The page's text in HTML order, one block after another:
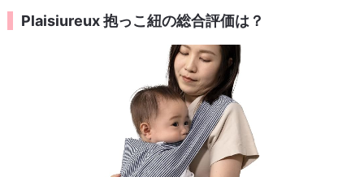
Plaisiureux 抱っこ紐の総合評価は？